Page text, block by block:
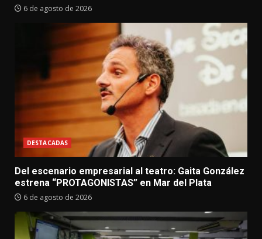
6 de agosto de 2026
DESTACADAS
Del escenario empresarial al teatro: Gaita González
estrena “PROTAGONISTAS” en Mar del Plata
6 de agosto de 2026